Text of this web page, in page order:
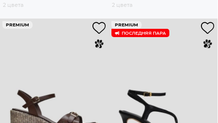
2 цвета
2 цвета
PREMIUM
PREMIUM
ПОСЛЕДНЯЯ ПАРА